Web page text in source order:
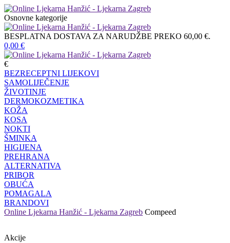
Osnovne kategorije
BESPLATNA DOSTAVA ZA NARUDŽBE PREKO 60,00 €.
0,00 €
€
BEZRECEPTNI LIJEKOVI
SAMOLIJEČENJE
ŽIVOTINJE
DERMOKOZMETIKA
KOŽA
KOSA
NOKTI
ŠMINKA
HIGIJENA
PREHRANA
ALTERNATIVA
PRIBOR
OBUĆA
POMAGALA
BRANDOVI
Online Ljekarna Hanžić - Ljekarna Zagreb Compeed
Akcije